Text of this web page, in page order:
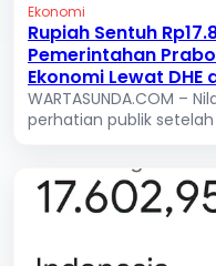
Ekonomi
Rupiah Sentuh
Pemerintahan
Ekonomi Lewat
WARTASUNDA.COM –
perhatian publik setelah